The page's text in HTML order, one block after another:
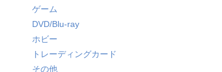
ゲーム
DVD/Blu-ray
ホビー
トレーディングカード
その他